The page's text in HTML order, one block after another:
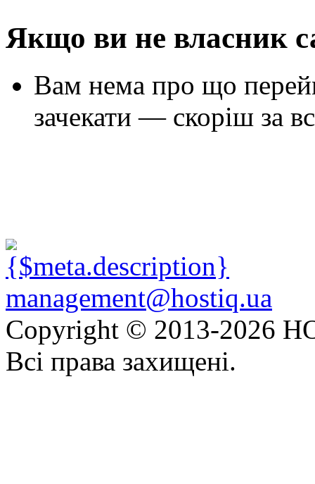
Якщо ви не власник
Вам нема про що
зачекати — скоріш за
management@hostiq.ua
Copyright © 2013-2026
Всі права захищені.